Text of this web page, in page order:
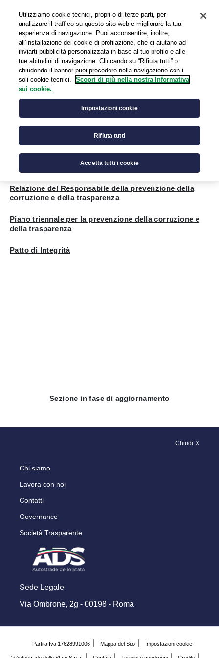
EN
Altri contenuti - Prevenzione della
Responsabile della Prevenzione della corruzione e
Relazione del Responsabile della prevenzione della
corruzione e della trasparenza
Piano triennale per la prevenzione della corruzione e
della trasparenza
Patto di Integrità
Sezione in fase di aggiornamento
Chiudi
Chi siamo
Lavora con noi
Contatti
Governance
Società Trasparente
Sede Legale
Via Ombrone, 2g - 00198 - Roma
Partita Iva 17628991006 Mappa del Sito Impostazioni cookie
Utilizziamo cookie tecnici, propri o di terze parti, per
analizzare il traffico su questo sito web e migliorare la tua
esperienza di navigazione. Puoi acconsentire, inoltre,
all’installazione dei cookie di profilazione, che ci aiutano ad
inviarti pubblicità personalizzata in base al tuo profilo e alle
tue abitudini di navigazione. Cliccando su “Rifiuta tutti” o
chiudendo il banner puoi procedere nella navigazione con i
soli cookie tecnici.
Scopri di più nella nostra Informativa
sui cookie.
Impostazioni cookie
Rifiuta tutti
Accetta tutti i cookie